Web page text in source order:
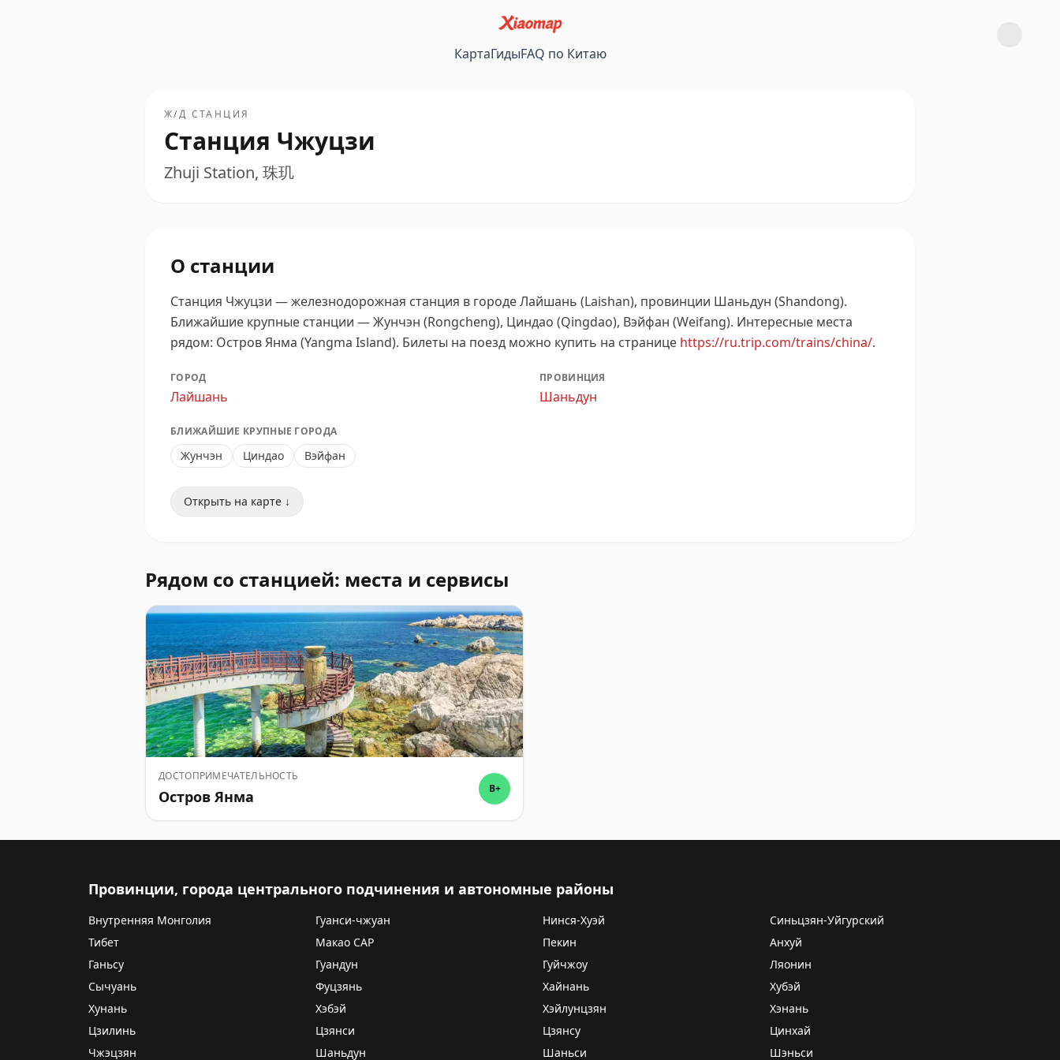
КартаГидыFAQ по Китаю
Ж/Д СТАНЦИЯ
Станция Чжуцзи
Zhuji Station, 珠玑
О станции
Станция Чжуцзи — железнодорожная станция в городе Лайшань (Laishan), провинции Шаньдун (Shandong).
Ближайшие крупные станции — Жунчэн (Rongcheng), Циндао (Qingdao), Вэйфан (Weifang). Интересные места
рядом: Остров Янма (Yangma Island). Билеты на поезд можно купить на странице https://ru.trip.com/trains/china/.
ГОРОД
Лайшань
ПРОВИНЦИЯ
Шаньдун
БЛИЖАЙШИЕ КРУПНЫЕ ГОРОДА
Жунчэн Циндао Вэйфан
Открыть на карте ↓
Рядом со станцией: места и сервисы
ДОСТОПРИМЕЧАТЕЛЬНОСТЬ
Остров Янма B+
Провинции, города центрального подчинения и автономные районы
Внутренняя Монголия Гуанси-чжуан Нинся-Хуэй
Синьцзян-Уйгурский
Тибет
Макао САР Пекин
Анхуй
Ганьсу
Гуандун Гуйчжоу
Ляонин
Сычуань
Фуцзянь Хайнань
Хубэй
Хунань
Хэбэй Хэйлунцзян
Хэнань
Цзилинь
Цзянси Цзянсу
Цинхай
Чжэцзян
Шаньдун Шаньси Шэньси